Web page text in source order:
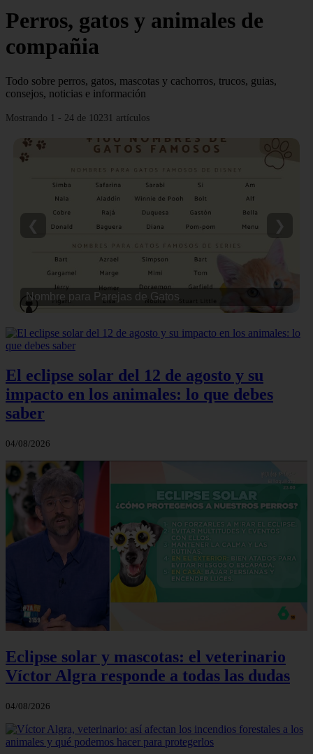
Perros, gatos y animales de
compañia
Todo sobre perros, gatos, mascotas y cachorros, trucos, guias,
consejos, noticias e información
Mostrando 1 - 24 de 10231 artículos
Nombre para Parejas de Gatos
❮ ❯
El eclipse solar del 12 de agosto y su
impacto en los animales: lo que debes
saber
04/08/2026
Eclipse solar y mascotas: el veterinario
Víctor Algra responde a todas las dudas
04/08/2026